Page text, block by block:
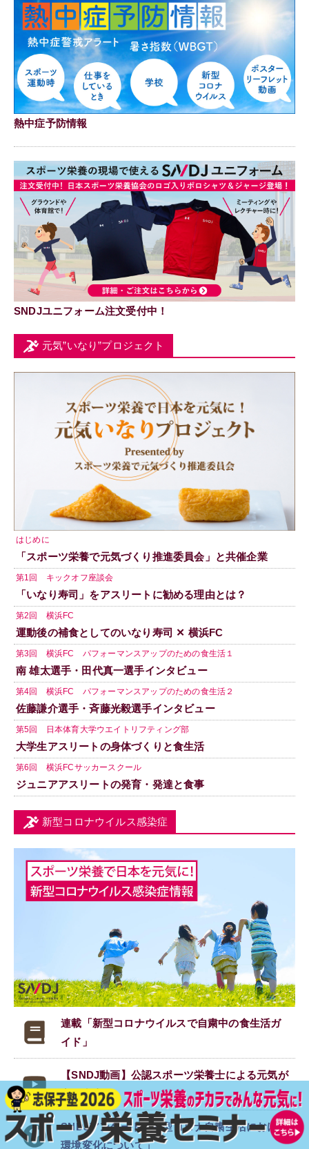
熱中症予防情報
SNDJユニフォーム注文受付中！
元気”いなり”プロジェクト
はじめに
「スポーツ栄養で元気づくり推進委員会」と共催企業
第1回 キックオフ座談会
「いなり寿司」をアスリートに勧める理由とは？
第2回 横浜FC
運動後の補食としてのいなり寿司 ✕ 横浜FC
第3回 横浜FC パフォーマンスアップのための食生活１
南 雄太選手・田代真一選手インタビュー
第4回 横浜FC パフォーマンスアップのための食生活２
佐藤謙介選手・斉藤光毅選手インタビュー
第5回 日本体育大学ウエイトリフティング部
大学生アスリートの身体づくりと食生活
第6回 横浜FCサッカースクール
ジュニアアスリートの発育・発達と食事
新型コロナウイルス感染症
連載「新型コロナウイルスで自粛中の食生活ガ
イド」
【SNDJ動画】公認スポーツ栄養士による元気が
出る食事
SNDJアンケート「新型コロナ自粛生活における
環境変化について」